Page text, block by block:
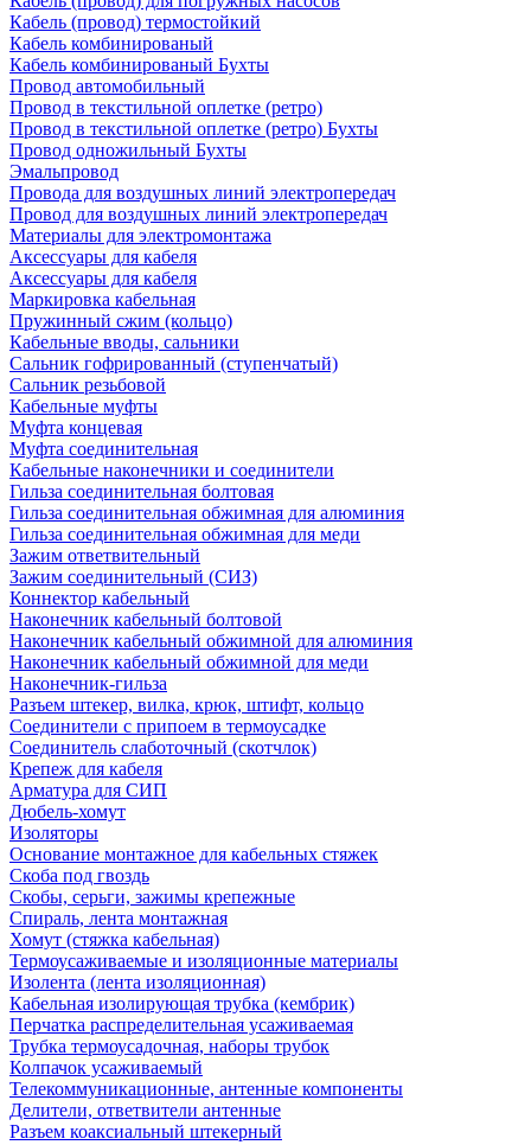
Кабель (провод) термостойкий
Кабель комбинированый
Кабель комбинированый Бухты
Провод автомобильный
Провод в текстильной оплетке (ретро)
Провод в текстильной оплетке (ретро) Бухты
Провод одножильный Бухты
Эмальпровод
Провода для воздушных линий электропередач
Провод для воздушных линий электропередач
Материалы для электромонтажа
Аксессуары для кабеля
Аксессуары для кабеля
Маркировка кабельная
Пружинный сжим (кольцо)
Кабельные вводы, сальники
Сальник гофрированный (ступенчатый)
Сальник резьбовой
Кабельные муфты
Муфта концевая
Муфта соединительная
Кабельные наконечники и соединители
Гильза соединительная болтовая
Гильза соединительная обжимная для алюминия
Гильза соединительная обжимная для меди
Зажим ответвительный
Зажим соединительный (СИЗ)
Коннектор кабельный
Наконечник кабельный болтовой
Наконечник кабельный обжимной для алюминия
Наконечник кабельный обжимной для меди
Наконечник-гильза
Разъем штекер, вилка, крюк, штифт, кольцо
Соединители с припоем в термоусадке
Соединитель слаботочный (скотчлок)
Крепеж для кабеля
Арматура для СИП
Дюбель-хомут
Изоляторы
Основание монтажное для кабельных стяжек
Скоба под гвоздь
Скобы, серьги, зажимы крепежные
Спираль, лента монтажная
Хомут (стяжка кабельная)
Термоусаживаемые и изоляционные материалы
Изолента (лента изоляционная)
Кабельная изолирующая трубка (кембрик)
Перчатка распределительная усаживаемая
Трубка термоусадочная, наборы трубок
Колпачок усаживаемый
Телекоммуникационные, антенные компоненты
Делители, ответвители антенные
Разъем коаксиальный штекерный